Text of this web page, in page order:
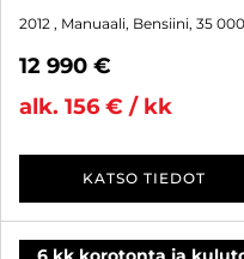
2012 , Manuaali, Bensiini, 35
12 990 €
alk. 156 € / kk
KATSO TIEDOT